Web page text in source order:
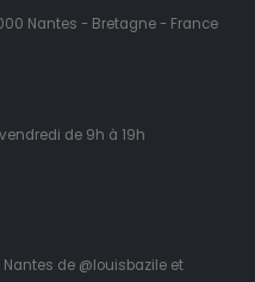
Nantes - Bretagne - France
de 9h à 19h
de @louisbazile et